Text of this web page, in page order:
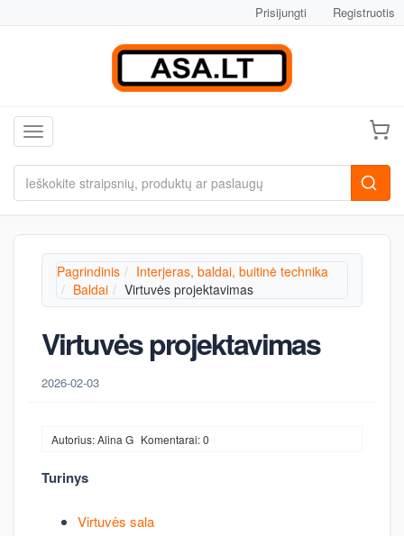
Prisijungti Registruotis
Toggle navigation
Pagrindinis
Interjeras, baldai, buitinė technika
Baldai
Virtuvės projektavimas
Virtuvės projektavimas
2026-02-03
Autorius: Alina G Komentarai: 0
Turinys
Virtuvės sala